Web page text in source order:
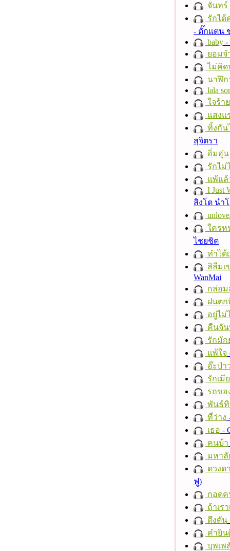
จันทร์
รักได้
- ตั๊กแตน
baby -
ยอม
ไม่คิด
นาฬิก
lala
ใจร้าย
แสงแ
ทิ้งกัน
สุจิตรา
อิ่มอุ่น
รักไม่
แพ้แล้
I Just
สิงโต นำ
ใครห
ไชยชิต
ทำได้
สิลืมเ
WanMai
กล่อม
ฝนตก
อยู่ไม่
คืนจั
รักมัก
แพ้ใจ
อ๊ะป่า
รักเมี
รถขอ
พันธ์
ที่ว่าง
เธอ -
คนบ้า
มหาลั
ดวงด
ฟู)
กอดค
ถ้าเร
ดึงดัน
คำยิน
บุพเพ